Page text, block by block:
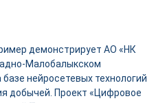
демонстрирует АО «НК
Малобалыкском
нейросетевых технологий
добычей. Проект «Цифровое